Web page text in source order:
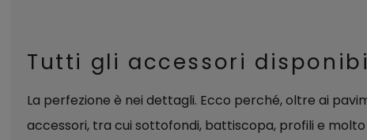
Tutti gli accessori
La perfezione è nei dettagli. Ecco perché, oltre ai
accessori, tra cui sottofondi, battiscopa, profili e